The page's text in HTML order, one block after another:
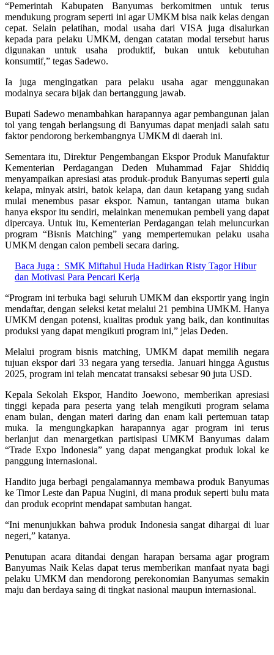
“Pemerintah Kabupaten Banyumas berkomitmen untuk terus
mendukung program seperti ini agar UMKM bisa naik kelas dengan
cepat. Selain pelatihan, modal usaha dari VISA juga disalurkan
kepada para pelaku UMKM, dengan catatan modal tersebut harus
digunakan untuk usaha produktif, bukan untuk kebutuhan
konsumtif,” tegas Sadewo.
Ia juga mengingatkan para pelaku usaha agar menggunakan
modalnya secara bijak dan bertanggung jawab.
Bupati Sadewo menambahkan harapannya agar pembangunan jalan
tol yang tengah berlangsung di Banyumas dapat menjadi salah satu
faktor pendorong berkembangnya UMKM di daerah ini.
Sementara itu, Direktur Pengembangan Ekspor Produk Manufaktur
Kementerian Perdagangan Deden Muhammad Fajar Shiddiq
menyampaikan apresiasi atas produk-produk Banyumas seperti gula
kelapa, minyak atsiri, batok kelapa, dan daun ketapang yang sudah
mulai menembus pasar ekspor. Namun, tantangan utama bukan
hanya ekspor itu sendiri, melainkan menemukan pembeli yang dapat
dipercaya. Untuk itu, Kementerian Perdagangan telah meluncurkan
program “Bisnis Matching” yang mempertemukan pelaku usaha
UMKM dengan calon pembeli secara daring.
Baca Juga : SMK Miftahul Huda Hadirkan Risty Tagor Hibur
dan Motivasi Para Pencari Kerja
“Program ini terbuka bagi seluruh UMKM dan eksportir yang ingin
mendaftar, dengan seleksi ketat melalui 21 pembina UMKM. Hanya
UMKM dengan potensi, kualitas produk yang baik, dan kontinuitas
produksi yang dapat mengikuti program ini,” jelas Deden.
Melalui program bisnis matching, UMKM dapat memilih negara
tujuan ekspor dari 33 negara yang tersedia. Januari hingga Agustus
2025, program ini telah mencatat transaksi sebesar 90 juta USD.
Kepala Sekolah Ekspor, Handito Joewono, memberikan apresiasi
tinggi kepada para peserta yang telah mengikuti program selama
enam bulan, dengan materi daring dan enam kali pertemuan tatap
muka. Ia mengungkapkan harapannya agar program ini terus
berlanjut dan menargetkan partisipasi UMKM Banyumas dalam
“Trade Expo Indonesia” yang dapat mengangkat produk lokal ke
panggung internasional.
Handito juga berbagi pengalamannya membawa produk Banyumas
ke Timor Leste dan Papua Nugini, di mana produk seperti bulu mata
dan produk ecoprint mendapat sambutan hangat.
“Ini menunjukkan bahwa produk Indonesia sangat dihargai di luar
negeri,” katanya.
Penutupan acara ditandai dengan harapan bersama agar program
Banyumas Naik Kelas dapat terus memberikan manfaat nyata bagi
pelaku UMKM dan mendorong perekonomian Banyumas semakin
maju dan berdaya saing di tingkat nasional maupun internasional.